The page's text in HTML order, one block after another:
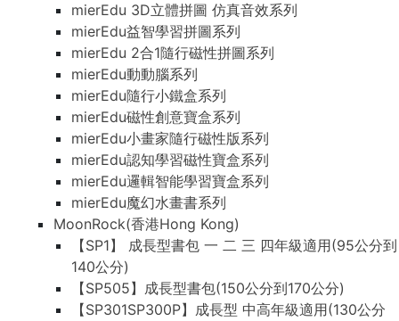
mierEdu 3D立體拼圖 仿真音效系列
mierEdu益智學習拼圖系列
mierEdu 2合1隨行磁性拼圖系列
mierEdu動動腦系列
mierEdu隨行小鐵盒系列
mierEdu磁性創意寶盒系列
mierEdu小畫家隨行磁性版系列
mierEdu認知學習磁性寶盒系列
mierEdu邏輯智能學習寶盒系列
mierEdu魔幻水畫書系列
MoonRock(香港Hong Kong)
【SP1】 成長型書包 一 二 三 四年級適用(95公分到
140公分)
【SP505】成長型書包(150公分到170公分)
【SP301SP300P】成長型 中高年級適用(130公分